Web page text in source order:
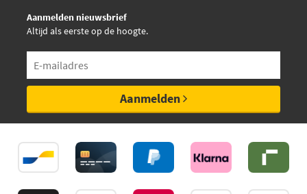
Aanmelden nieuwsbrief
Altijd als eerste op de hoogte.
Aanmelden